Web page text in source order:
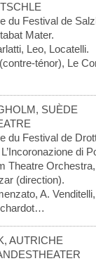
du Festival de
Mater.
Leo, Locatelli.
ténor), Le
SUÈDE
du Festival de
di
Theatre
(direction).
A.
AUTRICHE